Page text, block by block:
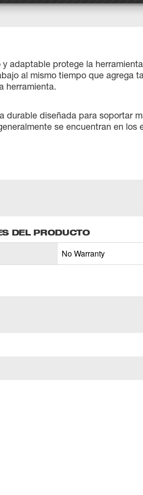
y adaptable protege la
al mismo tiempo que agrega
herramienta.
durable diseñada para soportar
se encuentran en los
DEL PRODUCTO
No Warranty